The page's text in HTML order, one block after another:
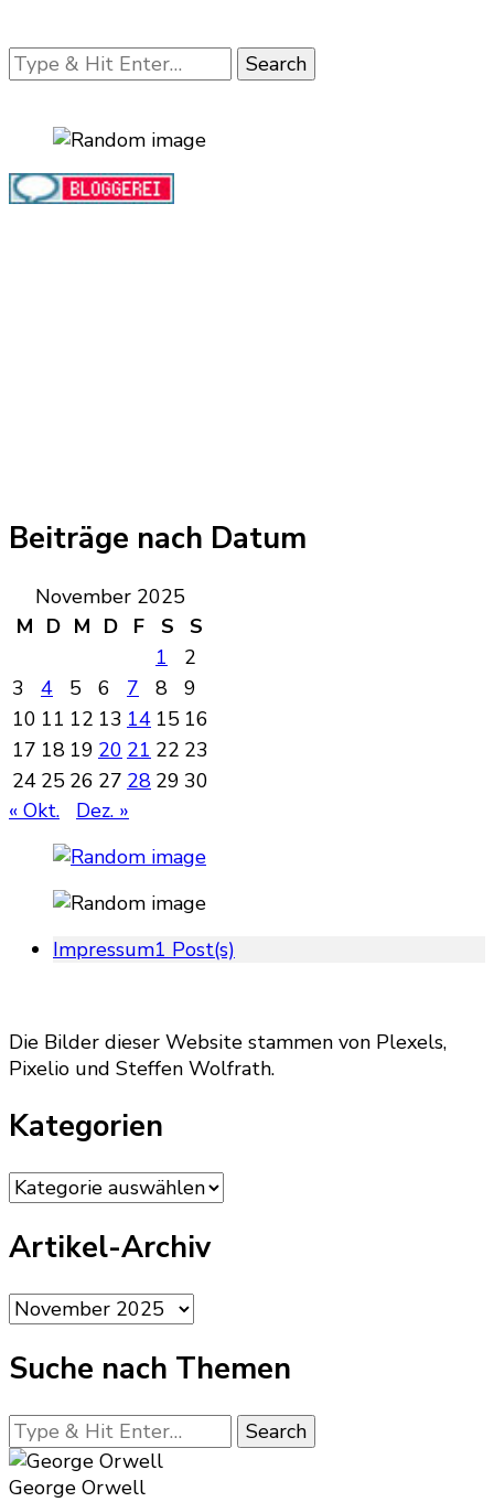
Looking
for
Beiträge nach Datum
November 2025
M D M D F S
S
1
2
3
4 5 6 7 8
9
10 11 12 13 14 15 16
17 18 19 20 21 22 23
24 25 26 27 28 29 30
« Okt.
Dez. »
Impressum1 Post(s)
Die Bilder dieser Website stammen von Plexels,
Pixelio und Steffen Wolfrath.
Kategorien
Kategorien
Artikel-Archiv
Artikel-
Archiv
Suche nach Themen
Looking
for
Something?
George Orwell